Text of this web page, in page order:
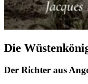
Die
Der Richter aus